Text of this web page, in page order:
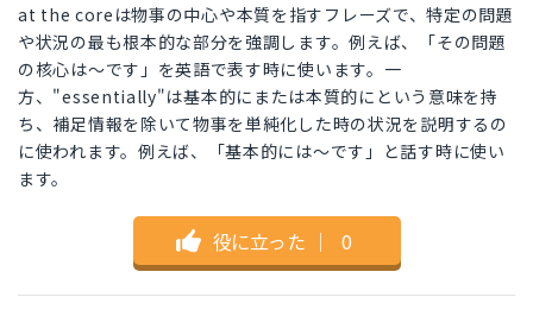
at the coreは物事の中心や本質を指すフレーズで、特定の問題
や状況の最も根本的な部分を強調します。例えば、「その問題
の核心は〜です」を英語で表す時に使います。一
方、"essentially"は基本的にまたは本質的にという意味を持
ち、補足情報を除いて物事を単純化した時の状況を説明するの
に使われます。例えば、「基本的には〜です」と話す時に使い
ます。
役に立った ｜ 0